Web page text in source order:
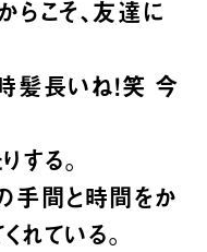
らこそ、友達に
髪長いね！笑 今
する。
手間と時間をか
れている。